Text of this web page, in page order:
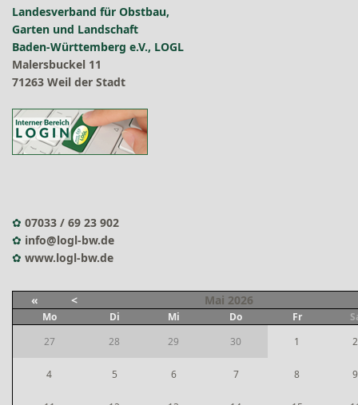
Landesverband für Obstbau,
Garten und Landschaft
Baden-Württemberg e.V., LOGL
Malersbuckel 11
71263 Weil der Stadt
✿ 07033 / 69 23 902
✿ info@logl-bw.de
✿ www.logl-bw.de
« < Mai 2026
Mo Di Mi Do Fr
27
28 29 30 1 2
4 5 6 7 8 9